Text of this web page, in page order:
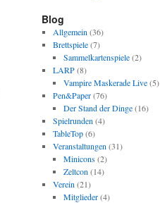
Blog
Allgemein (36)
Brettspiele(7)
Sammelkartenspiele(2)
LARP(8)
Vampire Maskerade Live(5)
Pen&Paper(76)
Der Stand der Dinge(16)
Spielrunden (4)
TableTop(6)
Veranstaltungen (31)
Minicons(2)
Zeltcon (14)
Verein (21)
Mitglieder(4)